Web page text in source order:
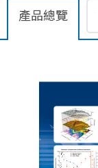
產品總覽